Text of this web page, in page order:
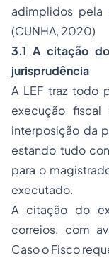
adimplidos pela
(CUNHA, 2020)
3.1 A citação
jurisprudência
A LEF traz todo
execução fiscal
interposição da
estando tudo
para o
executado.
A citação do
correios, com
Caso o Fisco